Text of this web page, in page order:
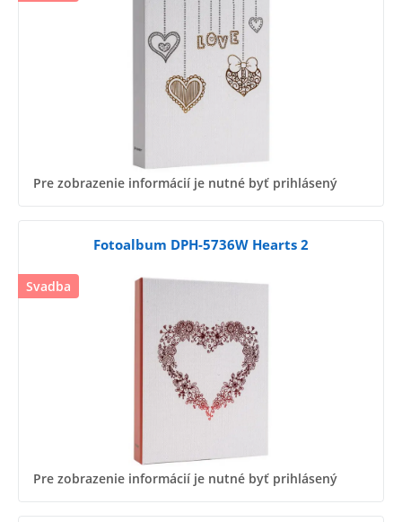
Pre zobrazenie informácií je nutné byť prihlásený
Svadba
Fotoalbum DPH-5736W Hearts 2
Pre zobrazenie informácií je nutné byť prihlásený